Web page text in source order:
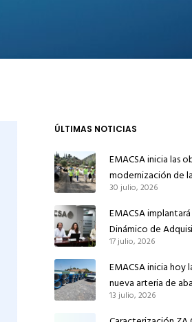
ÚLTIMAS NOTICIAS
EMACSA inicia las
modernización de
conducción de
reforzar el
Córdoba
30 julio, 2026
EMACSA
Dinámico de
contratación de
instalaciones
17 julio, 2026
EMACSA inicia hoy
nueva arteria de
red de agua no
Ruiz de Azúa
13 julio, 2026